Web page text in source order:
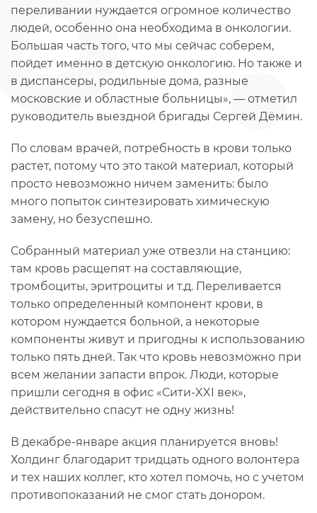
переливании нуждается огромное количество
людей, особенно она необходима в онкологии.
Большая часть того, что мы сейчас соберем,
пойдет именно в детскую онкологию. Но также и
в диспансеры, родильные дома, разные
московские и областные больницы», — отметил
руководитель выездной бригады Сергей Дёмин.
По словам врачей, потребность в крови только
растет, потому что это такой материал, который
просто невозможно ничем заменить: было
много попыток синтезировать химическую
замену, но безуспешно.
Собранный материал уже отвезли на станцию:
там кровь расщепят на составляющие,
тромбоциты, эритроциты и т.д. Переливается
только определенный компонент крови, в
котором нуждается больной, а некоторые
компоненты живут и пригодны к использованию
только пять дней. Так что кровь невозможно при
всем желании запасти впрок. Люди, которые
пришли сегодня в офис «Сити-XXI век»,
действительно спасут не одну жизнь!
В декабре-январе акция планируется вновь!
Холдинг благодарит тридцать одного волонтера
и тех наших коллег, кто хотел помочь, но с учетом
противопоказаний не смог стать донором.